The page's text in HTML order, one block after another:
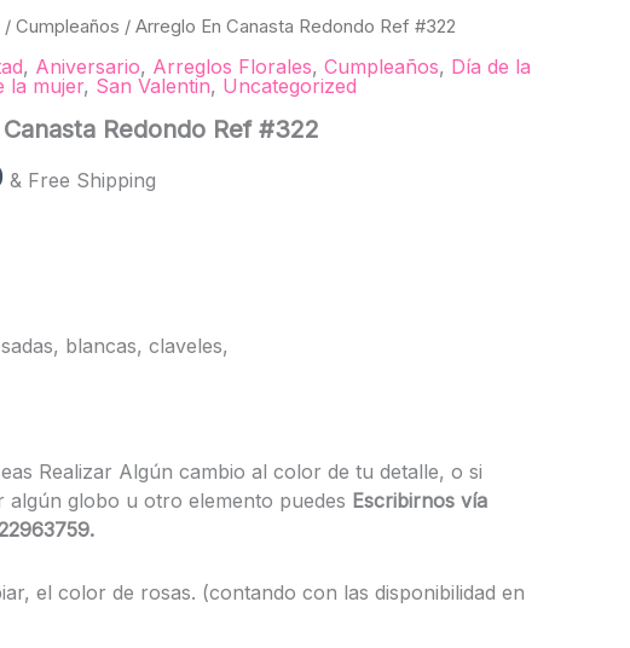
/ Cumpleaños / Arreglo En Canasta Redondo Ref #322
, Aniversario, Arreglos Florales, Cumpleaños, Día de la
la mujer, San Valentin, Uncategorized
Redondo Ref #322
& Free Shipping
blancas, claveles,
Realizar Algún cambio al color de tu detalle, o si
algún globo u otro elemento puedes Escribirnos vía
el color de rosas. (contando con las disponibilidad en